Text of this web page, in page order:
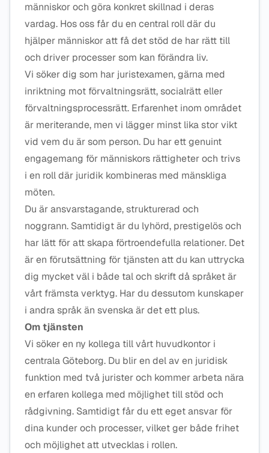
människor och göra konkret skillnad i deras
vardag. Hos oss får du en central roll där du
hjälper människor att få det stöd de har rätt till
och driver processer som kan förändra liv.
Vi söker dig som har juristexamen, gärna med
inriktning mot förvaltningsrätt, socialrätt eller
förvaltningsprocessrätt. Erfarenhet inom området
är meriterande, men vi lägger minst lika stor vikt
vid vem du är som person. Du har ett genuint
engagemang för människors rättigheter och trivs
i en roll där juridik kombineras med mänskliga
möten.
Du är ansvarstagande, strukturerad och
noggrann. Samtidigt är du lyhörd, prestigelös och
har lätt för att skapa förtroendefulla relationer. Det
är en förutsättning för tjänsten att du kan uttrycka
dig mycket väl i både tal och skrift då språket är
vårt främsta verktyg. Har du dessutom kunskaper
i andra språk än svenska är det ett plus.
Om tjänsten
Vi söker en ny kollega till vårt huvudkontor i
centrala Göteborg. Du blir en del av en juridisk
funktion med två jurister och kommer arbeta nära
en erfaren kollega med möjlighet till stöd och
rådgivning. Samtidigt får du ett eget ansvar för
dina kunder och processer, vilket ger både frihet
och möjlighet att utvecklas i rollen.